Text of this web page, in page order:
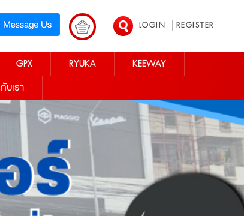
LOGIN REGISTER
GPX RYUKA
KEEWAY
บเรา